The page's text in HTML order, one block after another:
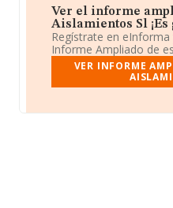
Ver el informe
Aislamientos Sl ¡Es
Regístrate en
Informe Ampliado de
VER INFORME